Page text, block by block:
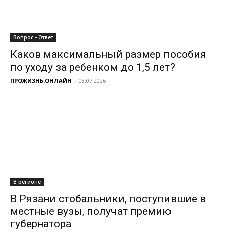
Вопрос - Ответ
Каков максимальный размер пособия
по уходу за ребенком до 1,5 лет?
ПРОЖИЗНЬ.ОНЛАЙН - 08.07.2026
В регионе
В Рязани стобальники, поступившие в
местные вузы, получат премию
губернатора